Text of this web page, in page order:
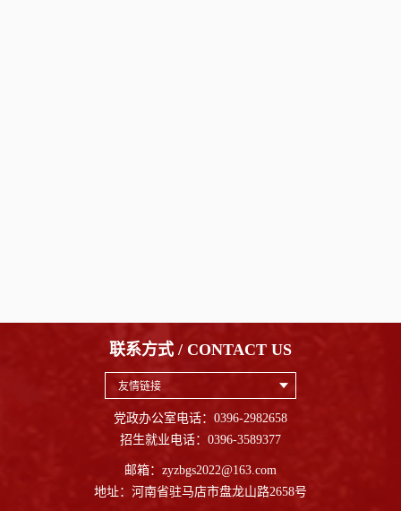
联系方式 / CONTACT US
友情链接
党政办公室电话：0396-2982658
招生就业电话：0396-3589377
邮箱：zyzbgs2022@163.com
地址：河南省驻马店市盘龙山路2658号